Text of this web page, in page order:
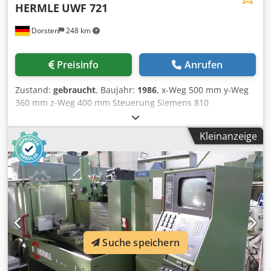
Dorsten 248 km
HERMLE UWF 721
Preisinfo Anrufen
Zustand: gebraucht, Baujahr: 1986, x-Weg 500 mm y-Weg
360 mm z-Weg 400 mm Steuerung Siemens 810
Werkzeugaufnahme SK 40 Tischfläche 800x390 mm
Chodpfx Aasyt R Eij Eja T-Nuten - Breite 14H7 mm Anzahl
der T-Nuten 6 T-Nuten - Abstand 63 mm Drehzahl 20-4000
U/min Getriebestufen 4 Vorschub 1-2000 mm/min Eilgang
5 m/min Gesamtleistungsbedarf 9 kW Maschinengewicht
ca. 2 t Raumbedarf ca. 2,5x2,9x1,9 m Die techn. Daten sind
Hersteller- bzw. Betreiberangaben und daher für uns
unverbindlich. Einen Zwischenverkauf behalten wir uns
vor; es gelten ausschließlich unsere Geschäfts- und
Verkaufsbedingungen. Über uns mehr als 400 eigene
Maschinen im Lager über 15.000 m² Lagerfläche,
Krankapazität 70 t mehr als 10.000 Artikel Zubehör für Ihre
Werkstatt Sie wollen Maschinen Produktionslinien oder
Kleinanzeige
Suche speichern